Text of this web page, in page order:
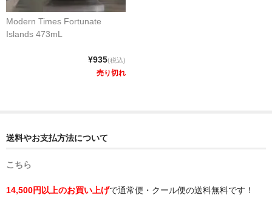
Modern Times Fortunate
Islands 473mL
¥935(税込)
売り切れ
送料やお支払方法について
こちら
14,500円以上のお買い上げで通常便・クール便の送料無料です！